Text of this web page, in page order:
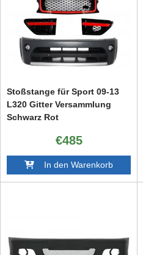
Stoßstange für Sport 09-13
L320 Gitter Versammlung
Schwarz Rot
€485
In den Warenkorb